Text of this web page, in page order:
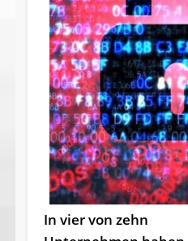
In vier von zehn